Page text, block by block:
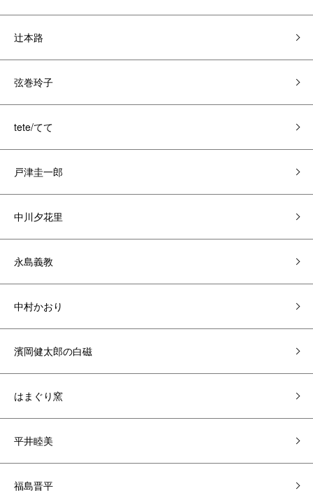
辻本路
弦巻玲子
tete/てて
戸津圭一郎
中川夕花里
永島義教
中村かおり
濱岡健太郎の白磁
はまぐり窯
平井睦美
福島晋平